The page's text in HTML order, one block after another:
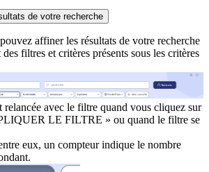
de votre recherche
affiner les résultats de votre recherche
filtres et critères présents sous les critères
relancée avec le filtre quand vous cliquez sur
LE FILTRE » ou quand le filtre se
eux, un compteur indique le nombre